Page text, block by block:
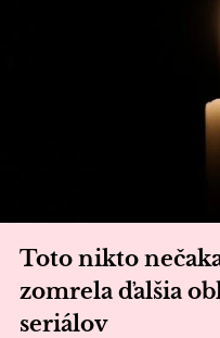
Toto nikto
zomrela ďalšia
seriálov